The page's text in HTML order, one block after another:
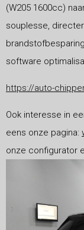
(W205 1600cc)
souplesse,
software
https://auto-
Ook interesse in
eens onze pagina:
onze configurator